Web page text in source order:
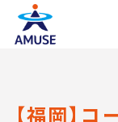
【福岡】